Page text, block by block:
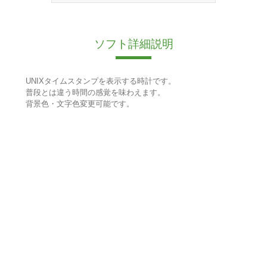
ソフト詳細説明
UNIXタイムスタンプを表示する時計です。
普段とは違う時間の感覚を味わえます。
背景色・文字色変更可能です。